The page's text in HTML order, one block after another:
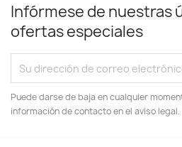
Infórmese de nuestras
ofertas especiales
Puede darse de baja en cualquier
información de contacto en el aviso legal.